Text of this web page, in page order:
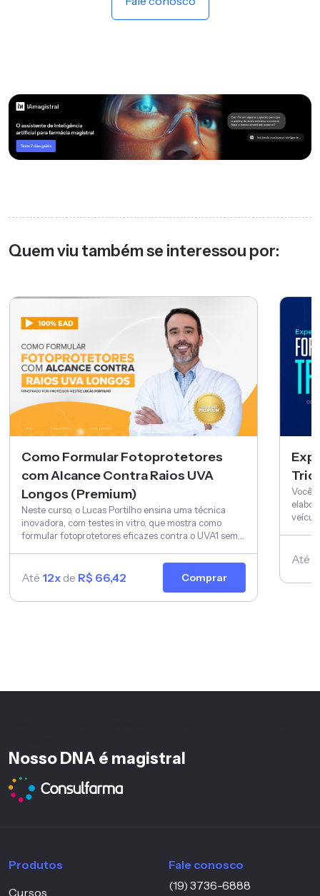
Quem viu também se interessou por:
Como Formular Fotoprotetores
com Alcance Contra Raios UVA
Longos (Premium)
Neste curso, o Lucas Portilho ensina uma técnica
inovadora, com testes in vitro, que mostra como
formular fotoprotetores eficazes contra o UVA1 sem
com formulação, essa é a atualização que vai elevar o
nível dos seus produtos — e da sua autoridade
Até 12xde R$ 66,42 Comprar
Você
Até
Nosso DNA é magistral
Produtos
Cursos
Fale conosco
(19) 3736-6888